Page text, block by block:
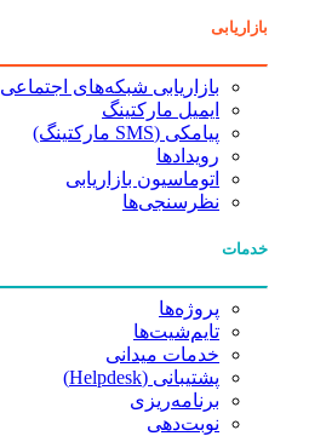
بازاریابی
بازاریابی شبکه‌های اجتماعی
ایمیل مارکتینگ
پیامکی (SMS مارکتینگ)
رویدادها
اتوماسیون بازاریابی
نظرسنجی‌ها
خدمات
پروژه‌ها
تایم‌شیت‌ها
خدمات میدانی
پشتیبانی (Helpdesk)
برنامه‌ریزی
نوبت‌دهی